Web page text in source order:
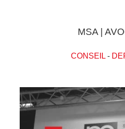
MSA |
CONSEIL-